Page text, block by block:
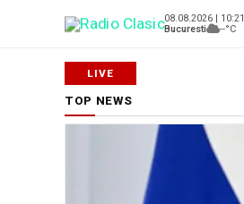
08.08.2026 | 10:21
Bucuresti
--°C
TOP NEWS